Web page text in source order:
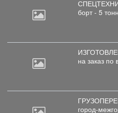
борт - 5
на заказ
город-